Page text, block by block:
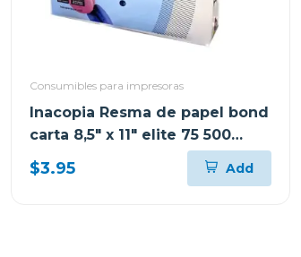
Consumibles para impresoras
Inacopia Resma de papel bond
carta 8,5" x 11" elite 75 500
hojas 20 lb
$3.95 Add